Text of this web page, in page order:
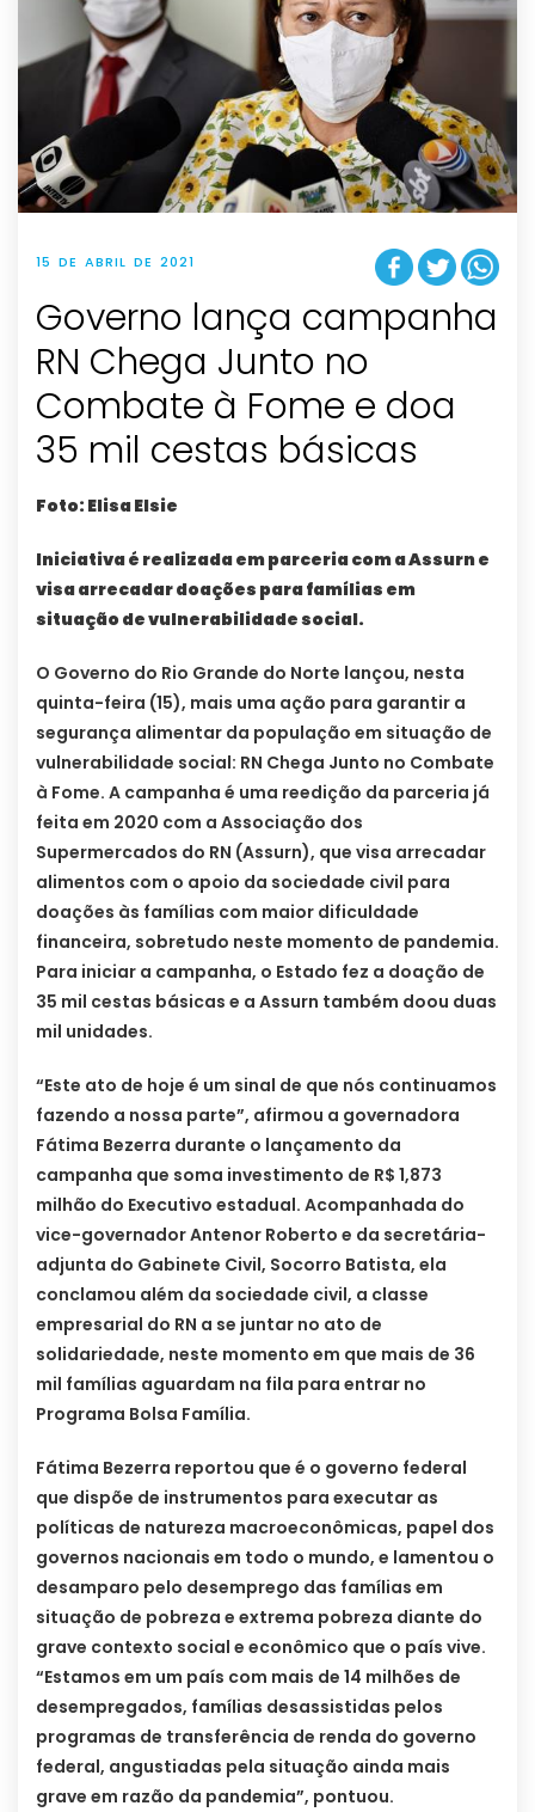
15 DE ABRIL DE 2021
Governo lança campanha
RN Chega Junto no
Combate à Fome e doa
35 mil cestas básicas
Foto: Elisa Elsie
Iniciativa é realizada em parceria com a Assurn e
visa arrecadar doações para famílias em
situação de vulnerabilidade social.
O Governo do Rio Grande do Norte lançou, nesta
quinta-feira (15), mais uma ação para garantir a
segurança alimentar da população em situação de
vulnerabilidade social: RN Chega Junto no Combate
à Fome. A campanha é uma reedição da parceria já
feita em 2020 com a Associação dos
Supermercados do RN (Assurn), que visa arrecadar
alimentos com o apoio da sociedade civil para
doações às famílias com maior dificuldade
financeira, sobretudo neste momento de pandemia.
Para iniciar a campanha, o Estado fez a doação de
35 mil cestas básicas e a Assurn também doou duas
mil unidades.
“Este ato de hoje é um sinal de que nós continuamos
fazendo a nossa parte”, afirmou a governadora
Fátima Bezerra durante o lançamento da
campanha que soma investimento de R$ 1,873
milhão do Executivo estadual. Acompanhada do
vice-governador Antenor Roberto e da secretária-
adjunta do Gabinete Civil, Socorro Batista, ela
conclamou além da sociedade civil, a classe
empresarial do RN a se juntar no ato de
solidariedade, neste momento em que mais de 36
mil famílias aguardam na fila para entrar no
Programa Bolsa Família.
Fátima Bezerra reportou que é o governo federal
que dispõe de instrumentos para executar as
políticas de natureza macroeconômicas, papel dos
governos nacionais em todo o mundo, e lamentou o
desamparo pelo desemprego das famílias em
situação de pobreza e extrema pobreza diante do
grave contexto social e econômico que o país vive.
“Estamos em um país com mais de 14 milhões de
desempregados, famílias desassistidas pelos
programas de transferência de renda do governo
federal, angustiadas pela situação ainda mais
grave em razão da pandemia”, pontuou.